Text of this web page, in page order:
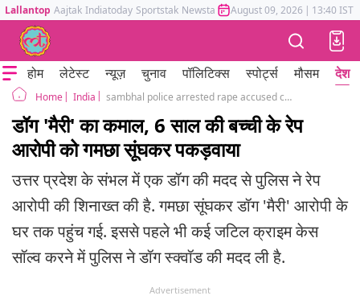
Lallantop Aajtak Indiatoday Sportstak Newstak Mumbai Tak Astrotak
August 09, 2026 | 13:40 IST
होम लेटेस्ट न्यूज़ चुनाव पॉलिटिक्स स्पोर्ट्स मौसम देश
Home India sambhal police arrested rape accused caught with help of dog mary uttar pradesh
डॉग 'मैरी' का कमाल, 6 साल की बच्ची के रेप
आरोपी को गमछा सूंघकर पकड़वाया
उत्तर प्रदेश के संभल में एक डॉग की मदद से पुलिस ने रेप
आरोपी की शिनाख्त की है. गमछा सूंघकर डॉग 'मैरी' आरोपी के
घर तक पहुंच गई. इससे पहले भी कई जटिल क्राइम केस
सॉल्व करने में पुलिस ने डॉग स्क्वॉड की मदद ली है.
Advertisement